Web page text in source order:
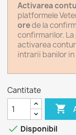
Activarea
platformele
orede la
confirmarilor. La
activarea
intrarii banilor
Cantitate

 Disponibil